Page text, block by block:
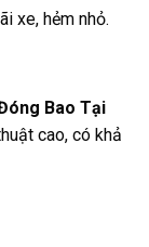
xe, hẻm nhỏ.
Bao Tại
cao, có khả